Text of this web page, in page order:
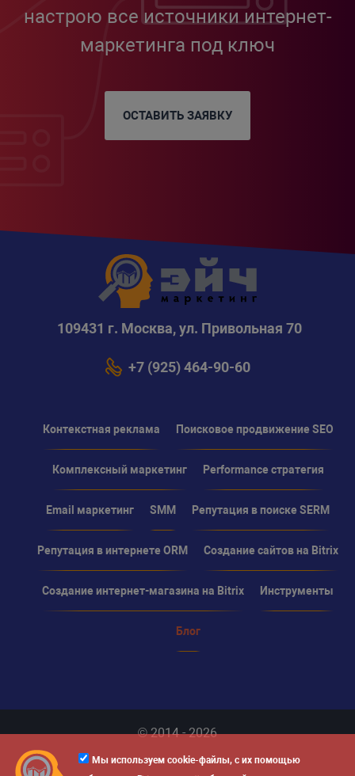
Мы используем cookie-файлы, с их помощью
настрою все источники интернет-
маркетинга под ключ
ОСТАВИТЬ ЗАЯВКУ
109431 г. Москва, ул. Привольная 70
+7 (925) 464-90-60
Контекстная реклама Поисковое продвижение SEO
Комплексный маркетинг Performance стратегия
Email маркетинг SMM Репутация в поиске SERM
Репутация в интернете ORM Создание сайтов на Bitrix
Создание интернет-магазина на Bitrix Инструменты
Блог
© 2014 - 2026